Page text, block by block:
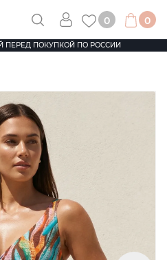
ПЕРЕД ПОКУПКОЙ ПО РОССИИ
0 0